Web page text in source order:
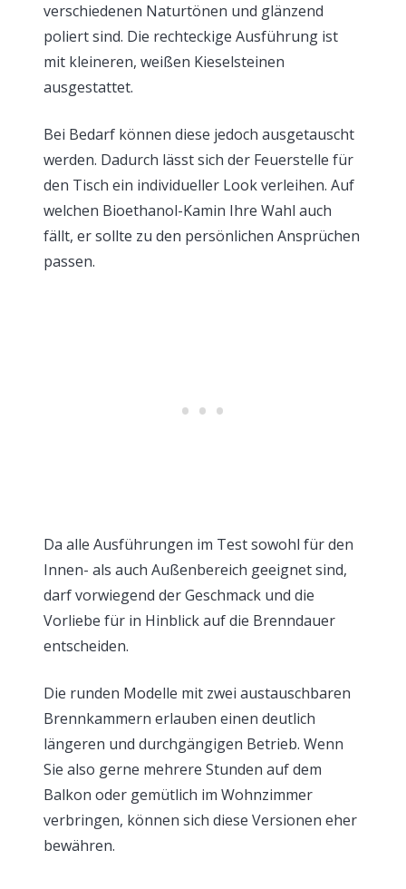
verschiedenen Naturtönen und glänzend
poliert sind. Die rechteckige Ausführung ist
mit kleineren, weißen Kieselsteinen
ausgestattet.
Bei Bedarf können diese jedoch ausgetauscht
werden. Dadurch lässt sich der Feuerstelle für
den Tisch ein individueller Look verleihen. Auf
welchen Bioethanol-Kamin Ihre Wahl auch
fällt, er sollte zu den persönlichen Ansprüchen
passen.
Da alle Ausführungen im Test sowohl für den
Innen- als auch Außenbereich geeignet sind,
darf vorwiegend der Geschmack und die
Vorliebe für in Hinblick auf die Brenndauer
entscheiden.
Die runden Modelle mit zwei austauschbaren
Brennkammern erlauben einen deutlich
längeren und durchgängigen Betrieb. Wenn
Sie also gerne mehrere Stunden auf dem
Balkon oder gemütlich im Wohnzimmer
verbringen, können sich diese Versionen eher
bewähren.